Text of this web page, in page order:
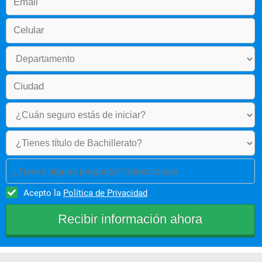
Administración e interventoría de obras
Programación y control de obras
Trabajo de grado
Electiva tecnológica II
¿Tienes alguna pregunta? Selecciónala
Acepto la Política de Privacidad